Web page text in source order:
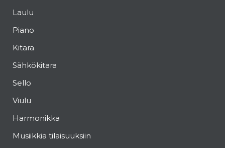
Laulu
Piano
Kitara
Sähkökitara
Sello
Viulu
Harmonikka
Musiikkia tilaisuuksiin